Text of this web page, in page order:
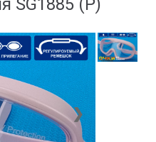
SG1885 (Р)
❯